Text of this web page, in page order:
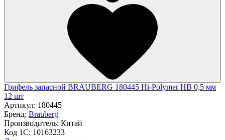
Грифель запасной BRAUBERG 180445 Hi-Polymer HB 0,5 мм
12 шт
Артикул: 180445
Бренд: Brauberg
Производитель: Китай
Код 1С: 10163233